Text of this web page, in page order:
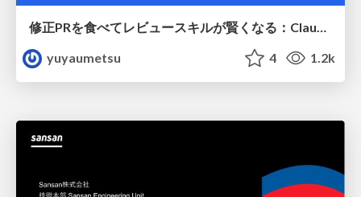
修正PRを食べてレビュースキルが賢くなる：Claude Codeによる自己改善サイクル
yuyaumetsu
4 1.2k